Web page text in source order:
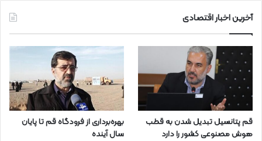
آخرین اخبار اقتصادی
قم پتانسیل تبدیل شدن به قطب
هوش مصنوعی کشور را دارد
بهره‌برداری از فرودگاه قم تا پایان
سال آینده